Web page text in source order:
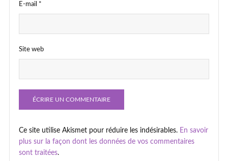
E-mail *
Site web
Ce site utilise Akismet pour réduire les indésirables. En savoir
plus sur la façon dont les données de vos commentaires
sont traitées.